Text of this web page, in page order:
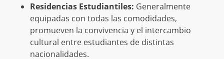
Residencias Estudiantiles: Generalmente
equipadas con todas las comodidades,
promueven la convivencia y el intercambio
cultural entre estudiantes de distintas
nacionalidades.